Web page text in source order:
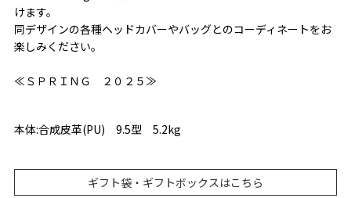
けます。
同デザインの各種ヘッドカバーやバッグとのコーディネートをお
楽しみください。
≪ＳＰＲＩＮＧ ２０２５≫
本体:合成皮革(PU) 9.5型 5.2kg
ギフト袋・ギフトボックスはこちら